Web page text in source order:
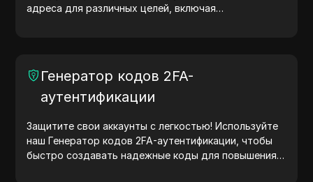
адреса для различных целей, включая
IP-адресов он позволяет быстро генерировать IP-
адреса для тестирования геолокации, проверки
конфиденциальности и других нужд. Упростите
— генерируйте IP-адреса прямо сейчас!
Генератор кодов 2FA-
аутентификации
Защитите свои аккаунты с легкостью! Используйте
наш Генератор кодов 2FA-аутентификации, чтобы
быстро создавать надежные коды для повышения